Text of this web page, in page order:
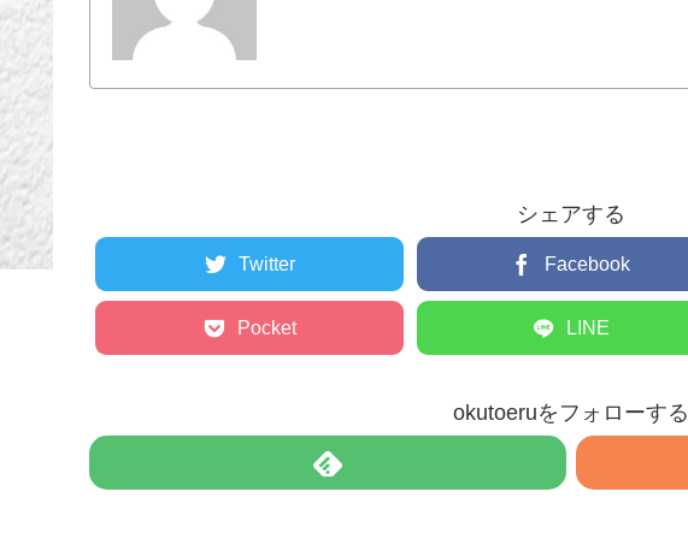
シェアする
Twitter Facebook
Pocket LINE
okutoeruをフォローする